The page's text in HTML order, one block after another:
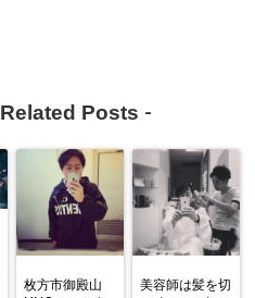
Related Posts -
枚方市御殿山
美容師は髪を切